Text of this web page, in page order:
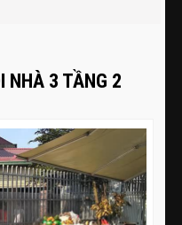
NHÀ 3 TẦNG 2